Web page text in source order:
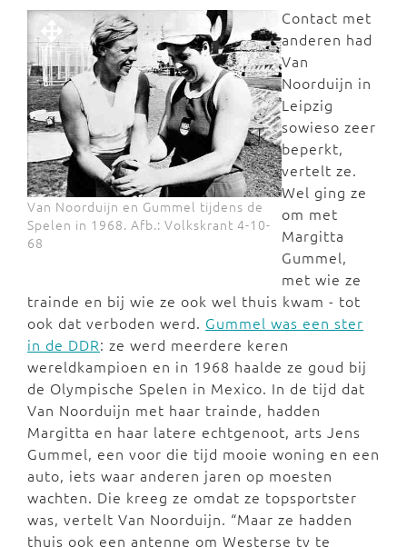
Van Noorduijn en Gummel tijdens de
Spelen in 1968. Afb.: Volkskrant 4-10-
68
Contact met
anderen had
Van
Noorduijn in
Leipzig
sowieso zeer
beperkt,
vertelt ze.
Wel ging ze
om met
Margitta
Gummel,
met wie ze
trainde en bij wie ze ook wel thuis kwam - tot
ook dat verboden werd. Gummel was een ster
in de DDR: ze werd meerdere keren
wereldkampioen en in 1968 haalde ze goud bij
de Olympische Spelen in Mexico. In de tijd dat
Van Noorduijn met haar trainde, hadden
Margitta en haar latere echtgenoot, arts Jens
Gummel, een voor die tijd mooie woning en een
auto, iets waar anderen jaren op moesten
wachten. Die kreeg ze omdat ze topsportster
was, vertelt Van Noorduijn. “Maar ze hadden
thuis ook een antenne om Westerse tv te